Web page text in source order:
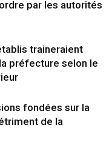
par les autorités
traineraient
préfecture selon le
fondées sur la
de la